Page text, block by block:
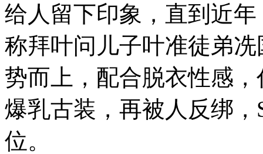
给人留下印象，直到近
称拜叶问儿子叶准徒弟
势而上，配合脱衣性感
爆乳古装，再被人反绑
位。